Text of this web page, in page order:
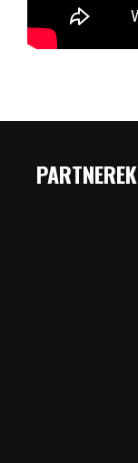
PARTNEREK